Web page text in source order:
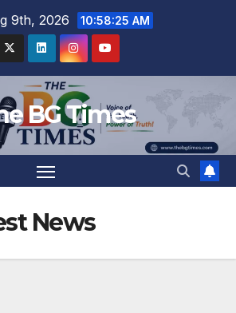
9th, 2026 10:58:26 AM
BG Times
News